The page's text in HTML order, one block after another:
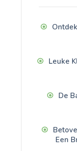
Leuke
De
Een